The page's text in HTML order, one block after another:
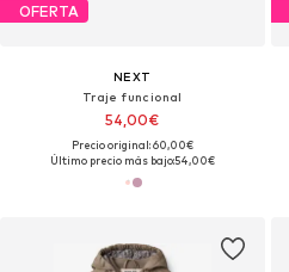
OFERTA
NEXT
Traje funcional
54,00€
Precio original: 60,00€
Último precio más bajo:54,00€